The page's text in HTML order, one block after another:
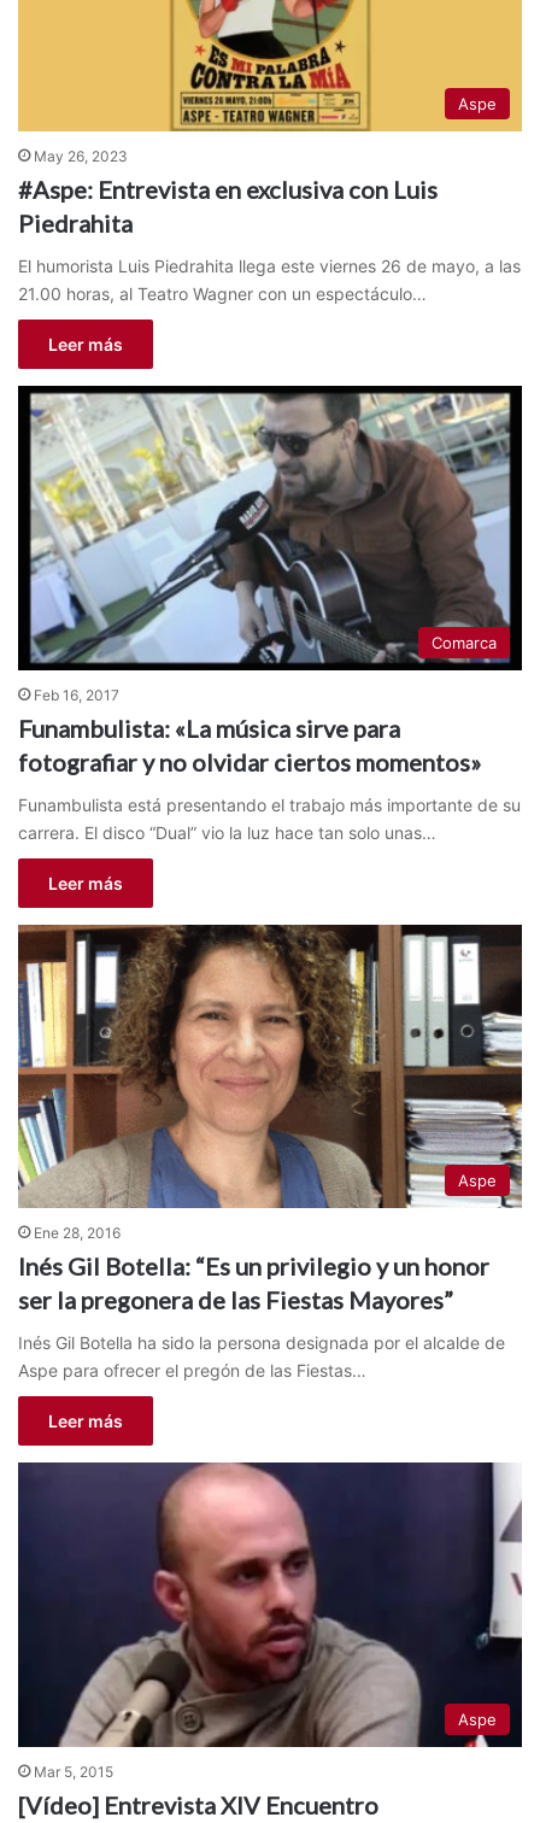
Aspe
May 26, 2023
#Aspe: Entrevista en exclusiva con Luis
Piedrahita
El humorista Luis Piedrahita llega este viernes 26 de mayo, a las
21.00 horas, al Teatro Wagner con un espectáculo…
Leer más
Comarca
Feb 16, 2017
Funambulista: «La música sirve para
fotografiar y no olvidar ciertos momentos»
Funambulista está presentando el trabajo más importante de su
carrera. El disco “Dual” vio la luz hace tan solo unas…
Leer más
Aspe
Ene 28, 2016
Inés Gil Botella: “Es un privilegio y un honor
ser la pregonera de las Fiestas Mayores”
Inés Gil Botella ha sido la persona designada por el alcalde de
Aspe para ofrecer el pregón de las Fiestas…
Leer más
Aspe
Mar 5, 2015
[Vídeo] Entrevista XIV Encuentro